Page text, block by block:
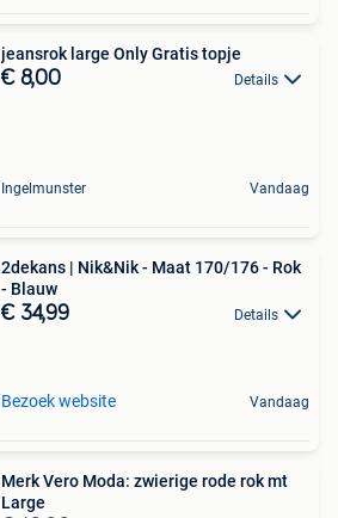
jeansrok large Only Gratis topje
€ 8,00 Details
Ingelmunster Vandaag
2dekans | Nik&Nik - Maat 170/176 - Rok
- Blauw
€ 34,99 Details
Bezoek website Vandaag
Merk Vero Moda: zwierige rode rok mt
Large